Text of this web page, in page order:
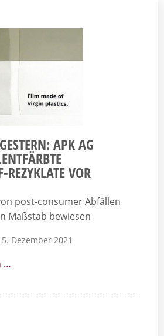
APK AG
REZYKLATE VOR
post-consumer Abfällen
Maßstab bewiesen
Dezember 2021
…